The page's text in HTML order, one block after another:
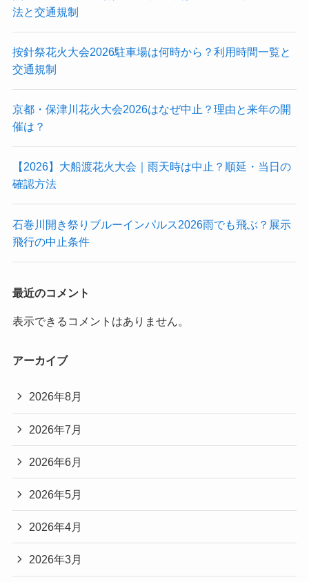
法と交通規制
按針祭花火大会2026駐車場は何時から？利用時間一覧と
交通規制
京都・保津川花火大会2026はなぜ中止？理由と来年の開
催は？
【2026】大船渡花火大会｜雨天時は中止？順延・当日の
確認方法
石巻川開き祭りブルーインパルス2026雨でも飛ぶ？展示
飛行の中止条件
最近のコメント
表示できるコメントはありません。
アーカイブ
2026年8月
2026年7月
2026年6月
2026年5月
2026年4月
2026年3月